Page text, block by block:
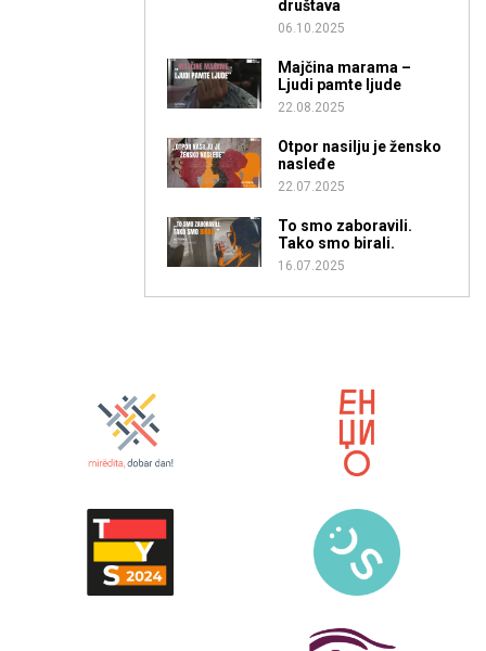
društava
06.10.2025
Majčina marama –
Ljudi pamte ljude
22.08.2025
Otpor nasilju je žensko
nasleđe
22.07.2025
To smo zaboravili.
Tako smo birali.
16.07.2025